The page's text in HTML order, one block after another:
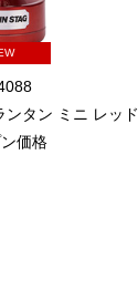
ンタン ミニ レッド
価格